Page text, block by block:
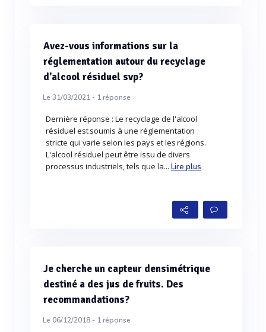
Avez-vous informations sur la
réglementation autour du recyclage
d'alcool résiduel svp?
Le 31/03/2021 - 1réponse
Dernière réponse : Le recyclage de l'alcool
résiduel est soumis à une réglementation
stricte qui varie selon les pays et les régions.
L'alcool résiduel peut être issu de divers
processus industriels, tels que la... Lire plus
Je cherche un capteur densimétrique
destiné a des jus de fruits. Des
recommandations?
Le 06/12/2018 - 1réponse